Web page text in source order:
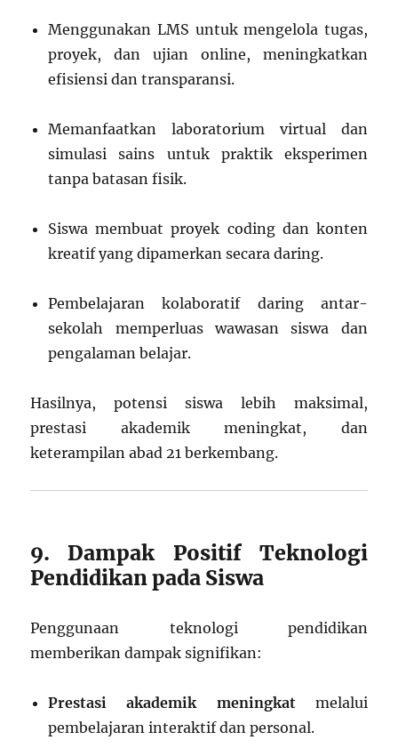
Menggunakan LMS untuk mengelola tugas,
proyek, dan ujian online, meningkatkan
efisiensi dan transparansi.
Memanfaatkan laboratorium virtual dan
simulasi sains untuk praktik eksperimen
tanpa batasan fisik.
Siswa membuat proyek coding dan konten
kreatif yang dipamerkan secara daring.
Pembelajaran kolaboratif daring antar-
sekolah memperluas wawasan siswa dan
pengalaman belajar.
Hasilnya, potensi siswa lebih maksimal,
prestasi akademik meningkat, dan
keterampilan abad 21 berkembang.
9. Dampak Positif Teknologi
Pendidikan pada Siswa
Penggunaan teknologi pendidikan
memberikan dampak signifikan:
Prestasi akademik meningkatmelalui
pembelajaran interaktif dan personal.